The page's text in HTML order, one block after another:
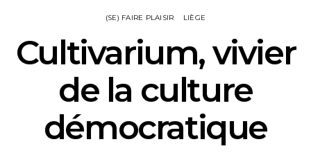
(SE) FAIRE PLAISIR LIÈGE
Cultivarium, vivier
de la culture
démocratique